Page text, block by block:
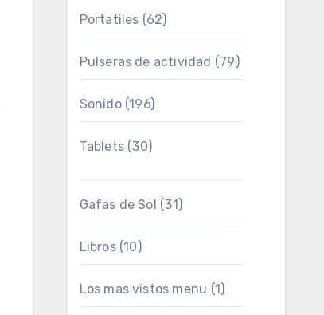
Portatiles (62)
Pulseras de actividad (79)
Sonido(196)
Tablets(30)
Gafas de Sol (31)
Libros(10)
Los mas vistos menu (1)